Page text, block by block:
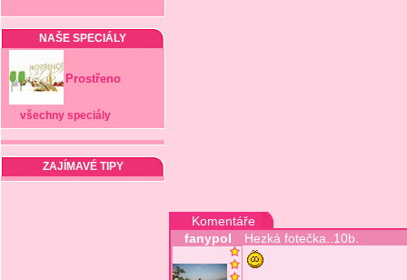
NAŠE SPECIÁLY
Prostřeno
všechny speciály
ZAJÍMAVÉ TIPY
Komentáře
fanypol
Hezká fotečka..10b.